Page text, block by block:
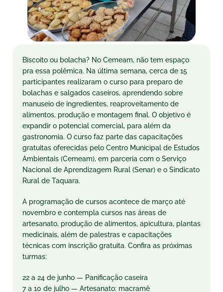
Biscoito ou bolacha? No Cemeam, não tem espaço
pra essa polêmica. Na última semana, cerca de 15
participantes realizaram o curso para preparo de
bolachas e salgados caseiros, aprendendo sobre
manuseio de ingredientes, reaproveitamento de
alimentos, produção e montagem final. O objetivo é
expandir o potencial comercial, para além da
gastronomia. O curso faz parte das capacitações
gratuitas oferecidas pelo Centro Municipal de Estudos
Ambientais (Cemeam), em parceria com o Serviço
Nacional de Aprendizagem Rural (Senar) e o Sindicato
Rural de Taquara.
A programação de cursos acontece de março até
novembro e contempla cursos nas áreas de
artesanato, produção de alimentos, apicultura, plantas
medicinais, além de palestras e capacitações
técnicas com inscrição gratuita. Confira as próximas
turmas:
22 a 24 de junho — Panificação caseira
7 a 10 de julho — Artesanato: macramê